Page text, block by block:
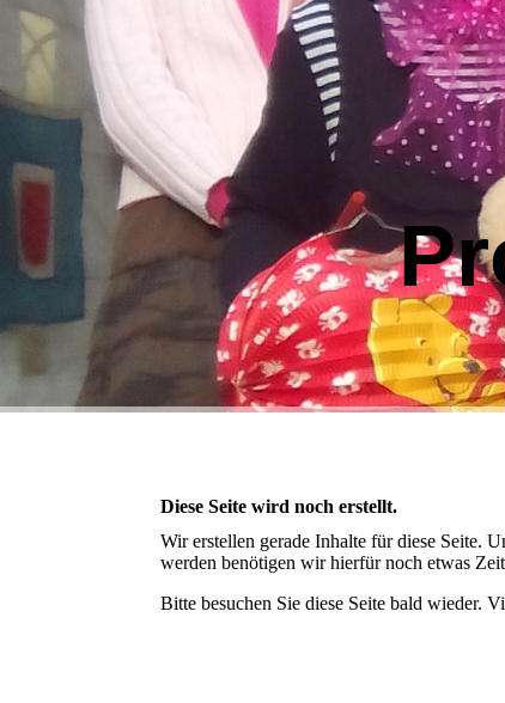
Diese Seite wird noch erstellt.
Wir erstellen gerade Inhalte für diese Seite.
werden benötigen wir hierfür noch etwas
Bitte besuchen Sie diese Seite bald wieder.